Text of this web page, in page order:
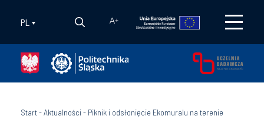
PL A+
Start-Aktualności- Piknik i odsłonięcie Ekomuralu na terenie